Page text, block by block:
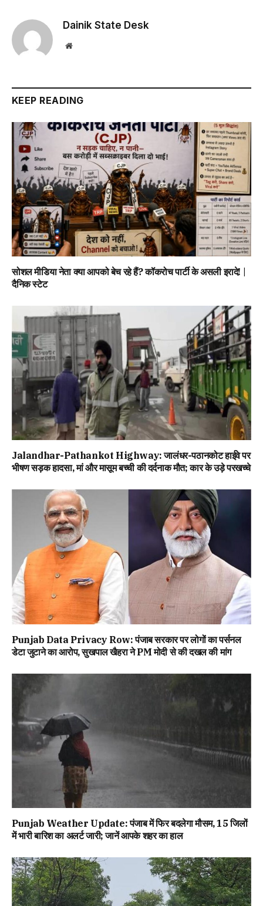
Dainik State Desk
Website
KEEP READING
सोशल मीडिया नेता क्या आपको बेच रहे हैं? कॉकरोच पार्टी के असली इरादे! |
दैनिक स्टेट
Jalandhar-Pathankot Highway: जालंधर-पठानकोट हाईवे पर
भीषण सड़क हादसा, मां और मासूम बच्ची की दर्दनाक मौत; कार के उड़े परखच्चे
Punjab Data Privacy Row: पंजाब सरकार पर लोगों का पर्सनल
डेटा जुटाने का आरोप, सुखपाल खैहरा ने PM मोदी से की दखल की मांग
Punjab Weather Update: पंजाब में फिर बदलेगा मौसम, 15 जिलों
में भारी बारिश का अलर्ट जारी; जानें आपके शहर का हाल